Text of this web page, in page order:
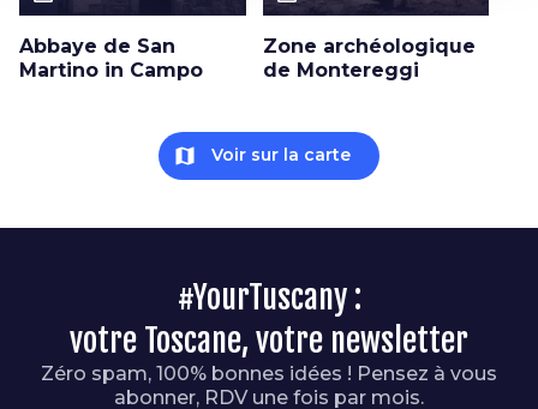
Abbaye de San
Martino in Campo
Zone archéologique
de Montereggi
map Voir sur la carte
#YourTuscany :
votre Toscane, votre newsletter
Zéro spam, 100% bonnes idées ! Pensez à vous
abonner, RDV une fois par mois.